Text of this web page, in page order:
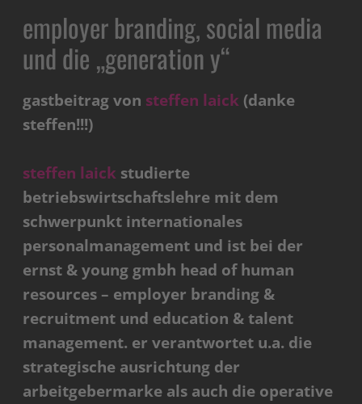
employer branding, social media
und die „generation y“
gastbeitrag von steffen laick (danke
steffen!!!)
steffen laick studierte
betriebswirtschaftslehre mit dem
schwerpunkt internationales
personalmanagement und ist bei der
ernst & young gmbh head of human
resources – employer branding &
recruitment und education & talent
management. er verantwortet u.a. die
strategische ausrichtung der
arbeitgebermarke als auch die operative